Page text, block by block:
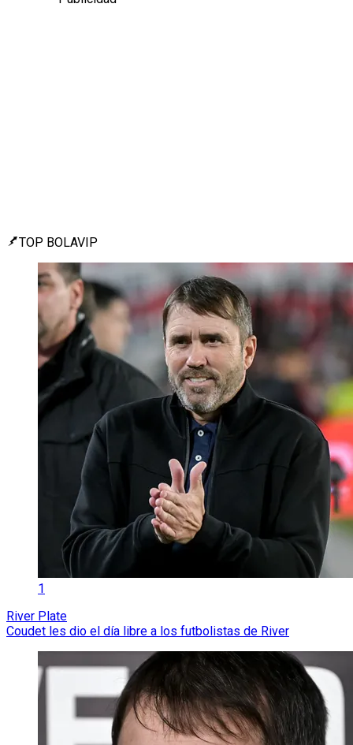
TOP BOLAVIP
1
River Plate
Coudet les dio el día libre a los futbolistas de River